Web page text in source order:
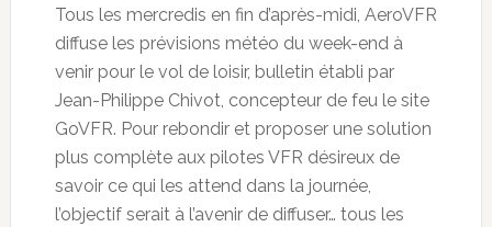
Tous les mercredis en fin d’après-midi, AeroVFR
diffuse les prévisions météo du week-end à
venir pour le vol de loisir, bulletin établi par
Jean-Philippe Chivot, concepteur de feu le site
GoVFR. Pour rebondir et proposer une solution
plus complète aux pilotes VFR désireux de
savoir ce qui les attend dans la journée,
l’objectif serait à l’avenir de diffuser… tous les